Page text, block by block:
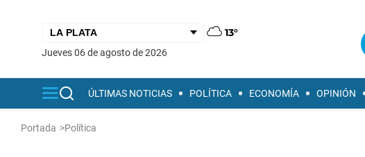
13°
jueves 06 de agosto de 2026
ÚLTIMAS NOTICIAS POLÍTICA ECONOMÍA OPINIÓN
Portada >Política